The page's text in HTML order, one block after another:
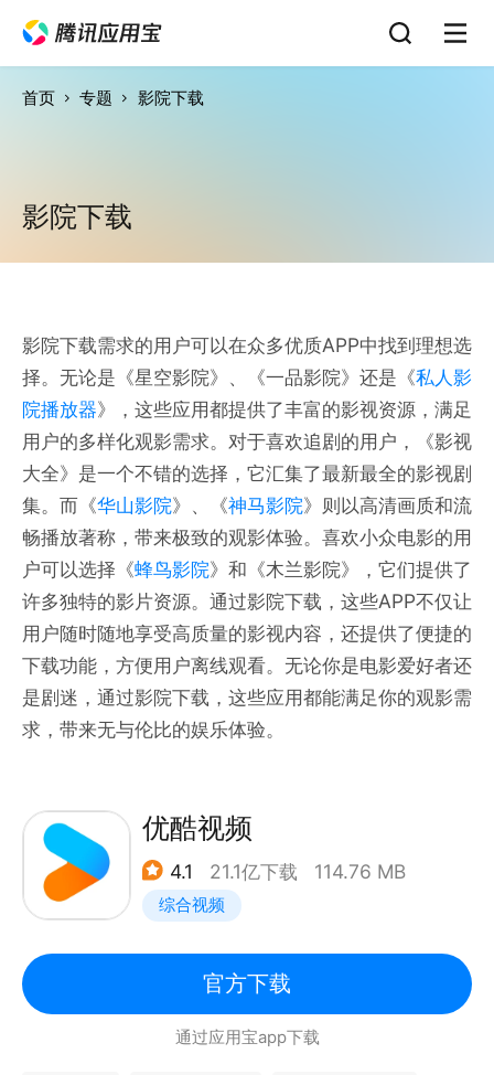
首页 专题 影院下载
影院下载
影院下载需求的用户可以在众多优质APP中找到理想选
择。无论是《星空影院》、《一品影院》还是《私人影
院播放器》，这些应用都提供了丰富的影视资源，满足
用户的多样化观影需求。对于喜欢追剧的用户，《影视
大全》是一个不错的选择，它汇集了最新最全的影视剧
集。而《华山影院》、《神马影院》则以高清画质和流
畅播放著称，带来极致的观影体验。喜欢小众电影的用
户可以选择《蜂鸟影院》和《木兰影院》，它们提供了
许多独特的影片资源。通过影院下载，这些APP不仅让
用户随时随地享受高质量的影视内容，还提供了便捷的
下载功能，方便用户离线观看。无论你是电影爱好者还
是剧迷，通过影院下载，这些应用都能满足你的观影需
求，带来无与伦比的娱乐体验。
优酷视频
4.1 21.1亿下载 114.76 MB
综合视频
官方下载
通过应用宝app下载